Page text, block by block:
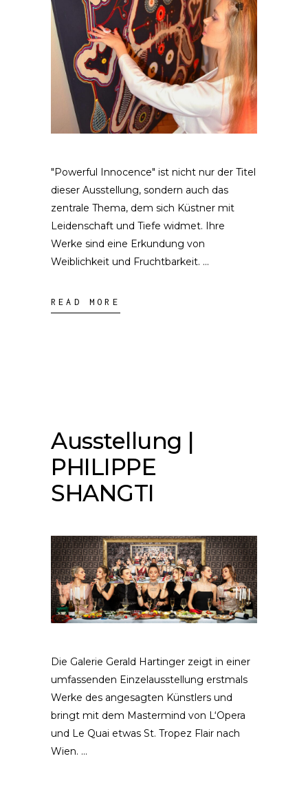
"Powerful Innocence" ist nicht nur der Titel
dieser Ausstellung, sondern auch das
zentrale Thema, dem sich Küstner mit
Leidenschaft und Tiefe widmet. Ihre
Werke sind eine Erkundung von
Weiblichkeit und Fruchtbarkeit.
READ MORE
Ausstellung |
PHILIPPE
SHANGTI
Die Galerie Gerald Hartinger zeigt in einer
umfassenden Einzelausstellung erstmals
Werke des angesagten Künstlers und
bringt mit dem Mastermind von L‘Opera
und Le Quai etwas St. Tropez Flair nach
Wien.